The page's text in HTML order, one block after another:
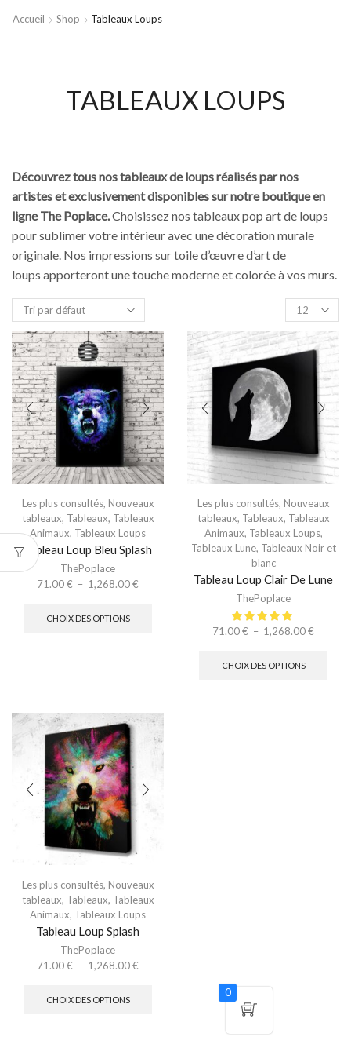
Accueil Shop Tableaux Loups
TABLEAUX LOUPS
Découvrez tous nos tableaux de loups réalisés par nos
artistes et exclusivement disponibles sur notre boutique en
ligne The Poplace.Choisissez nos tableaux pop art de loups
pour sublimer votre intérieur avec une décoration murale
originale. Nos impressions sur toile d’œuvre d’art de
loups apporteront une touche moderne et colorée à vos murs.
Les plus consultés, Nouveaux
tableaux, Tableaux, Tableaux
Animaux, Tableaux Loups
Tableau Loup Bleu Splash
ThePoplace
71.00€ – 1,268.00€
CHOIX DES OPTIONS
Les plus consultés, Nouveaux
tableaux, Tableaux, Tableaux
Animaux, Tableaux Loups,
Tableaux Lune, Tableaux Noir et
blanc
Tableau Loup Clair De Lune
ThePoplace
71.00€ – 1,268.00€
CHOIX DES OPTIONS
Les plus consultés, Nouveaux
tableaux, Tableaux, Tableaux
Animaux, Tableaux Loups
Tableau Loup Splash
ThePoplace
71.00€ – 1,268.00€
CHOIX DES OPTIONS
0